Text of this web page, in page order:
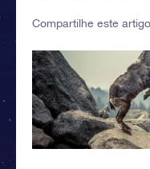
Compartilhe este